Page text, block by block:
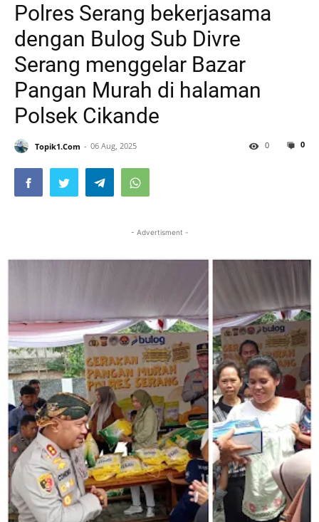
Polres Serang bekerjasama
dengan Bulog Sub Divre
Serang menggelar Bazar
Pangan Murah di halaman
Polsek Cikande
Topik1.Com 06 Aug, 2025 0
0
- Advertisment -